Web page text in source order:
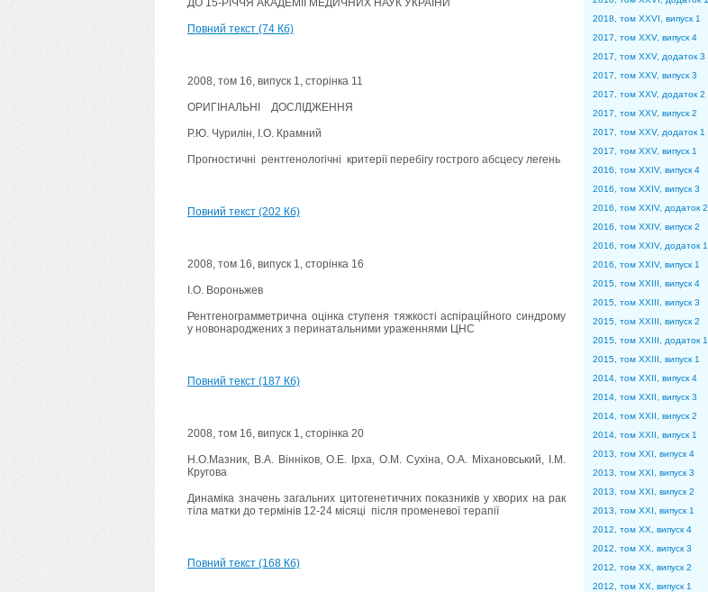
2018, том XXVI, випуск 1
2017, том XXV, випуск 4
2017, том XXV, додаток 3
2017, том XXV, випуск 3
2017, том XXV, додаток 2
2017, том XXV, випуск 2
2017, том XXV, додаток 1
2017, том XXV, випуск 1
2016, том XXIV, випуск 4
2016, том XXIV, випуск 3
2016, том XXIV, додаток 2
2016, том XXIV, випуск 2
2016, том XXIV, додаток 1
2016, том XXIV, випуск 1
2015, том XXIII, випуск 4
2015, том XXIII, випуск 3
2015, том XXIII, випуск 2
2015, том XXIII, додаток 1
2015, том XXIII, випуск 1
2014, том XXII, випуск 4
2014, том XXII, випуск 3
2014, том XXII, випуск 2
2014, том XXII, випуск 1
2013, том XXI, випуск 4
2013, том XXI, випуск 3
2013, том XXI, випуск 2
2013, том XXI, випуск 1
2012, том XX, випуск 4
2012, том XX, випуск 3
2012, том XX, випуск 2
2012, том XX, випуск 1
ДО 15-РІЧЧЯ АКАДЕМІЇ МЕДИЧНИХ НАУК УКРАЇНИ
Повний текст (74 Кб)
2008, том 16, випуск 1, сторінка 11
ОРИГІНАЛЬНІ ДОСЛІДЖЕННЯ
Р.Ю. Чурилін, І.О. Крамний
Прогностичні рентгенологічні критерії перебігу гострого абсцесу легень
Повний текст (202 Кб)
2008, том 16, випуск 1, сторінка 16
І.О. Вороньжев
Рентгенограмметрична оцінка ступеня тяжкості аспіраційного синдрому
у новонароджених з перинатальними ураженнями ЦНС
Повний текст (187 Кб)
2008, том 16, випуск 1, сторінка 20
Н.О.Мазник, В.А. Вінніков, О.Е. Ірха, О.М. Сухіна, О.А. Міхановський, І.М.
Кругова
Динаміка значень загальних цитогенетичних показників у хворих на рак
тіла матки до термінів 12-24 місяці після променевої терапії
Повний текст (168 Кб)